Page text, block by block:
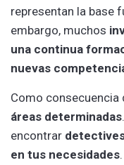
representan la base
embargo, muchos
una continua
nuevas
Como consecuencia
áreas determinadas
encontrar
en tus necesidades